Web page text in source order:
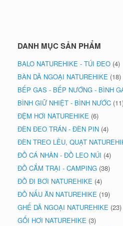
DANH MỤC SẢN PHẨM
BALO NATUREHIKE - TÚI ĐEO (4)
BÀN DÃ NGOẠI NATUREHIKE (18)
BẾP GAS - BẾP NƯỚNG - BÌNH
BÌNH GIỮ NHIỆT - BÌNH NƯỚC
ĐỆM HƠI NATUREHIKE (6)
ĐÈN ĐEO TRÁN - ĐÈN PIN (4)
ĐÈN TREO LỀU, QUẠT
ĐỒ CÁ NHÂN - ĐỒ LEO NÚI (4)
ĐỒ CẮM TRẠI - CAMPING (38)
ĐỒ ĐI BƠI NATUREHIKE (4)
ĐỒ NẤU ĂN NATUREHIKE (19)
GHẾ DÃ NGOẠI NATUREHIKE (23)
GỐI HƠI NATUREHIKE (3)